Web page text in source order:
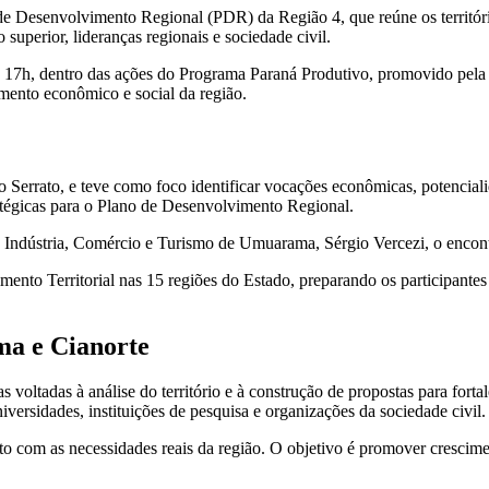
Desenvolvimento Regional (PDR) da Região 4, que reúne os
lideranças regionais e sociedade civil.
dentro das ações do Programa Paraná Produtivo, promovido
econômico e social da região.
e teve como foco identificar vocações econômicas,
para o Plano de Desenvolvimento Regional.
Comércio e Turismo de Umuarama, Sérgio Vercezi, o
Territorial nas 15 regiões do Estado, preparando os
e Cianorte
à análise do território e à construção de propostas para
instituições de pesquisa e organizações da sociedade civil.
as necessidades reais da região. O objetivo é promover